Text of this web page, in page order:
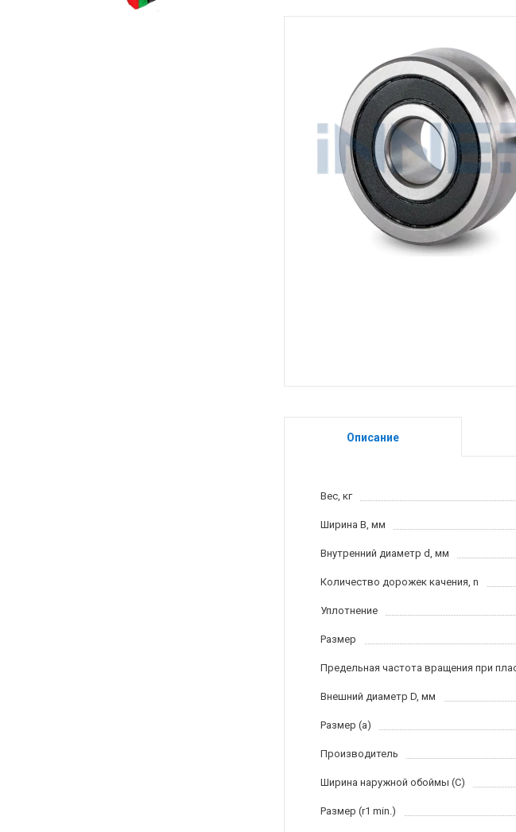
Описание
Вес, кг
Ширина B, мм
Внутренний диаметр d, мм
Количество дорожек качения, n
Уплотнение
Размер
Предельная частота вращения при
Внешний диаметр D, мм
Размер (a)
Производитель
Ширина наружной обоймы (C)
Размер (r1 min.)